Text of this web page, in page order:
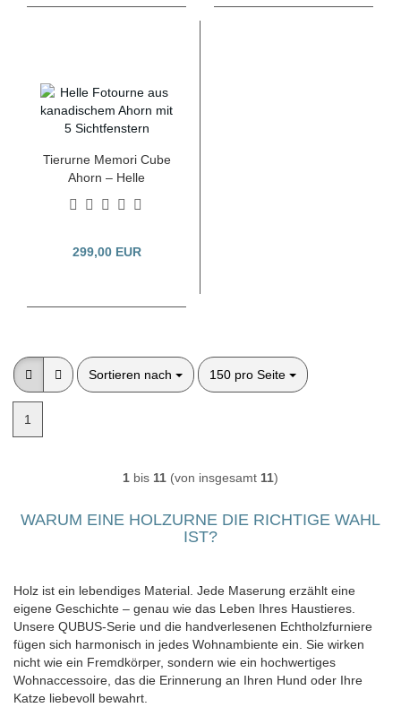
Tierurne Memori Cube
Ahorn – Helle
einen ewigen Platz im
299,00 EUR
Sortieren nach
Sortieren nach 150 pro Seite
pro Seite
1
1 bis 11 (von insgesamt 11)
WARUM EINE HOLZURNE DIE RICHTIGE WAHL
IST?
Holz ist ein lebendiges Material. Jede Maserung erzählt eine
eigene Geschichte – genau wie das Leben Ihres Haustieres.
Unsere QUBUS-Serie und die handverlesenen Echtholzfurniere
fügen sich harmonisch in jedes Wohnambiente ein. Sie wirken
nicht wie ein Fremdkörper, sondern wie ein hochwertiges
Wohnaccessoire, das die Erinnerung an Ihren Hund oder Ihre
Katze liebevoll bewahrt.